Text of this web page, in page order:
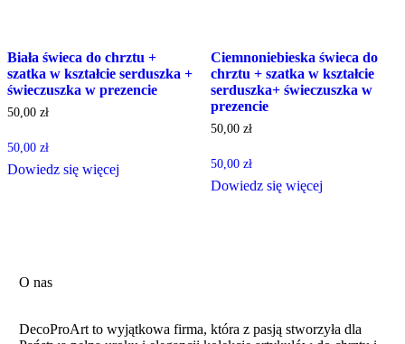
Biała świeca do chrztu +
szatka w kształcie serduszka +
świeczuszka w prezencie
50,00 zł
50,00 zł
Dowiedz się więcej
Ciemnoniebieska świeca do
chrztu + szatka w kształcie
serduszka+ świeczuszka w
prezencie
50,00 zł
50,00 zł
Dowiedz się więcej
O nas
DecoProArt to wyjątkowa firma, która z pasją stworzyła dla